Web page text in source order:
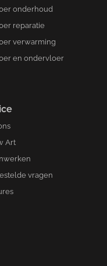
onderhoud
reparatie
verwarming
en ondervloer
Art
vragen